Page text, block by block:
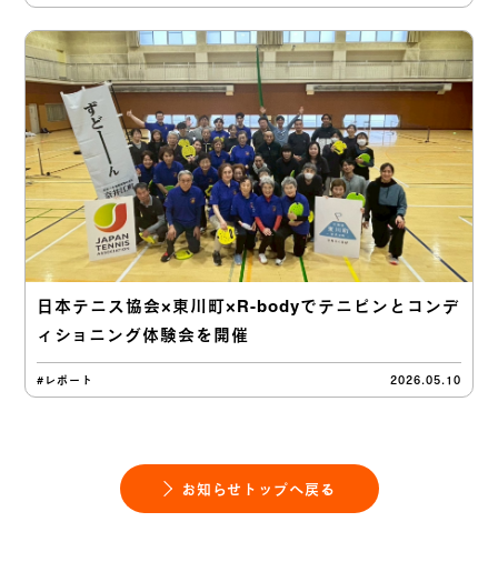
日本テニス協会×東川町×R-bodyでテニピンとコンデ
ィショニング体験会を開催
#レポート 2026.05.10
お知らせトップへ戻る